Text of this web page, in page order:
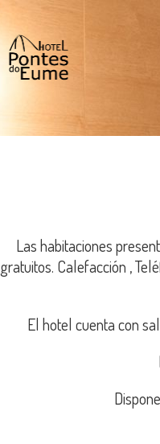
Las habitaciones
gratuitos. Calefacción ,
El hotel cuenta con